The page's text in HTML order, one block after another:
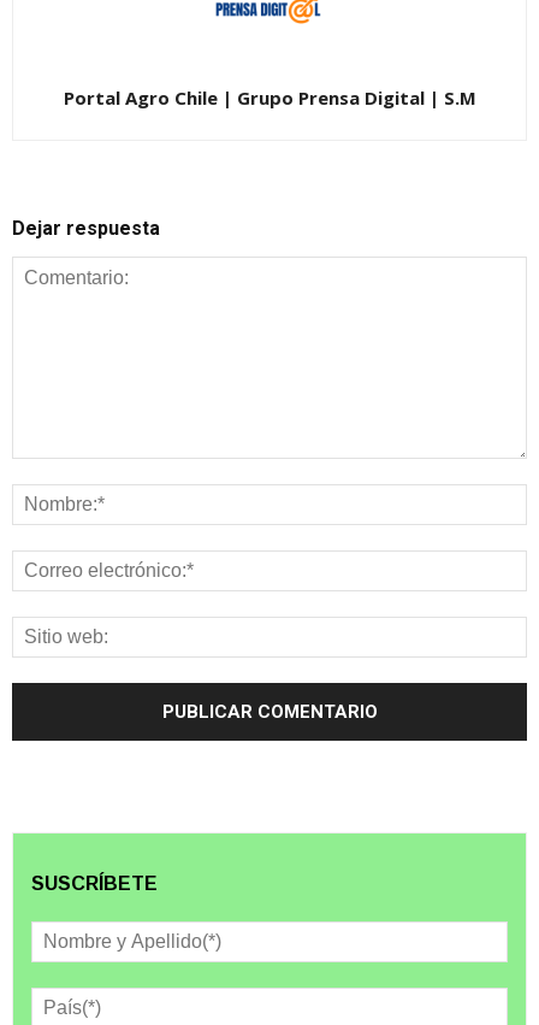
Portal Agro Chile | Grupo Prensa Digital | S.M
Dejar respuesta
SUSCRÍBETE